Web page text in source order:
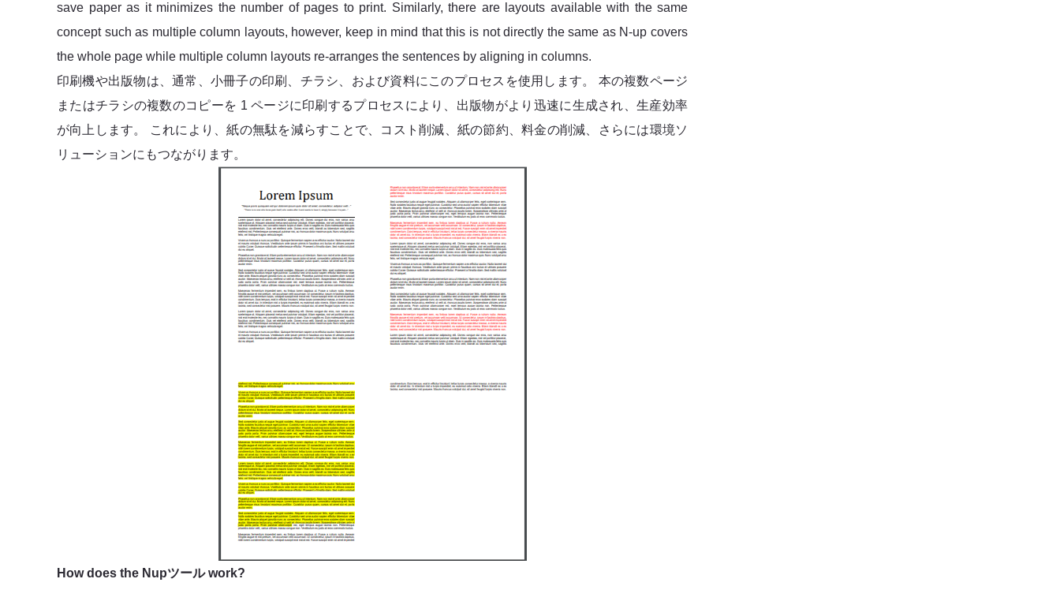
save paper as it minimizes the number of pages to print. Similarly, there are layouts available with the same
concept such as multiple column layouts, however, keep in mind that this is not directly the same as N-up covers
the whole page while multiple column layouts re-arranges the sentences by aligning in columns.
印刷機や出版物は、通常、小冊子の印刷、チラシ、および資料にこのプロセスを使用します。 本の複数ページ
またはチラシの複数のコピーを 1 ページに印刷するプロセスにより、出版物がより迅速に生成され、生産効率
が向上します。 これにより、紙の無駄を減らすことで、コスト削減、紙の節約、料金の削減、さらには環境ソ
リューションにもつながります。
How does the Nupツール work?